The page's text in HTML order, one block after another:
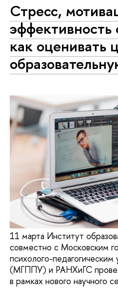
Стресс,
эффективность
как оценивать
11 марта Институт
совместно с Московским
психолого-педагогическим
(МГППУ) и РАНХиГС
в рамках нового научного